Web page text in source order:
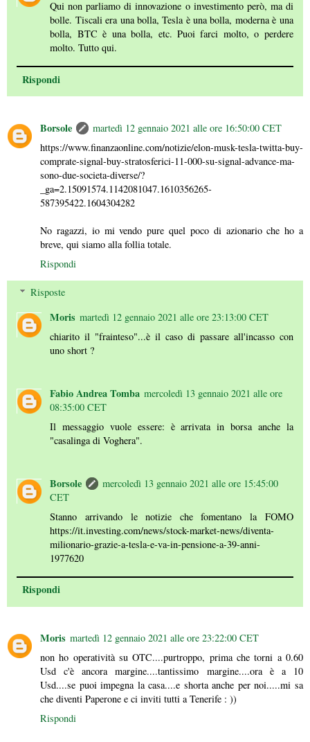
Qui non parliamo di innovazione o investimento però, ma di
bolle. Tiscali era una bolla, Tesla è una bolla, moderna è una
bolla, BTC è una bolla, etc. Puoi farci molto, o perdere
molto. Tutto qui.
Rispondi
Borsole
martedì 12 gennaio 2021 alle ore 16:50:00 CET
https://www.finanzaonline.com/notizie/elon-musk-tesla-twitta-buy-
comprate-signal-buy-stratosferici-11-000-su-signal-advance-ma-
sono-due-societa-diverse/?
_ga=2.15091574.1142081047.1610356265-
587395422.1604304282
No ragazzi, io mi vendo pure quel poco di azionario che ho a
breve, qui siamo alla follia totale.
Rispondi
Risposte
Moris martedì 12 gennaio 2021 alle ore 23:13:00 CET
chiarito il "frainteso"...è il caso di passare all'incasso con
uno short ?
Fabio Andrea Tomba mercoledì 13 gennaio 2021 alle ore
08:35:00 CET
Il messaggio vuole essere: è arrivata in borsa anche la
"casalinga di Voghera".
Borsole
mercoledì 13 gennaio 2021 alle ore 15:45:00
CET
Stanno arrivando le notizie che fomentano la FOMO
https://it.investing.com/news/stock-market-news/diventa-
milionario-grazie-a-tesla-e-va-in-pensione-a-39-anni-
1977620
Rispondi
Moris martedì 12 gennaio 2021 alle ore 23:22:00 CET
non ho operatività su OTC....purtroppo, prima che torni a 0.60
Usd c'è ancora margine....tantissimo margine....ora è a 10
Usd....se puoi impegna la casa....e shorta anche per noi.....mi sa
che diventi Paperone e ci inviti tutti a Tenerife : ))
Rispondi